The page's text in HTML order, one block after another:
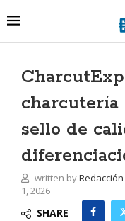
charcutería
sello de
written byRedacción
1, 2026
SHARE